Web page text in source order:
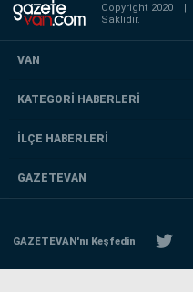
Copyright 2020 |
Saklıdır.
VAN
KATEGORİ HABERLERİ
İLÇE HABERLERİ
GAZETEVAN
GAZETEVAN'nı Keşfedin